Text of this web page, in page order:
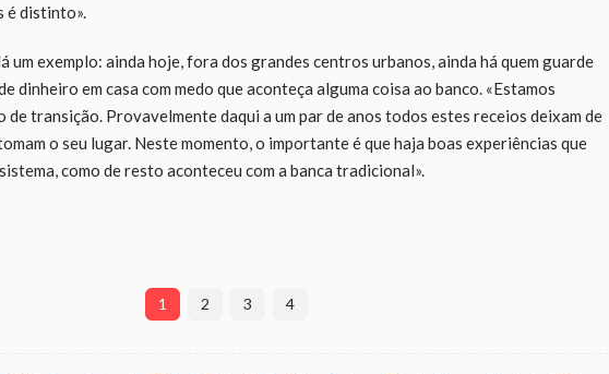
é distinto».
um exemplo: ainda hoje, fora dos grandes centros urbanos, ainda há quem guarde
dinheiro em casa com medo que aconteça alguma coisa ao banco. «Estamos
de transição. Provavelmente daqui a um par de anos todos estes receios deixam de
o seu lugar. Neste momento, o importante é que haja boas experiências que
como de resto aconteceu com a banca tradicional».
1 2 3 4